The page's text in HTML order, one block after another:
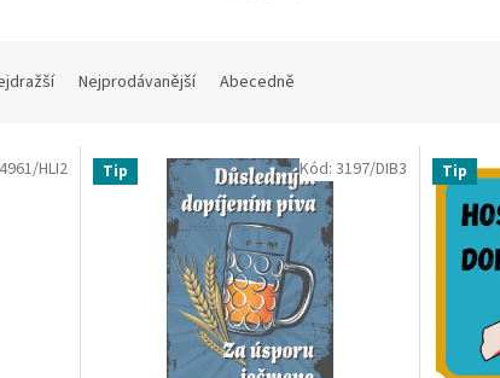
Nejprodávanější Abecedně
4961/HLI2 Tip Kód: 3197/DIB3 Tip